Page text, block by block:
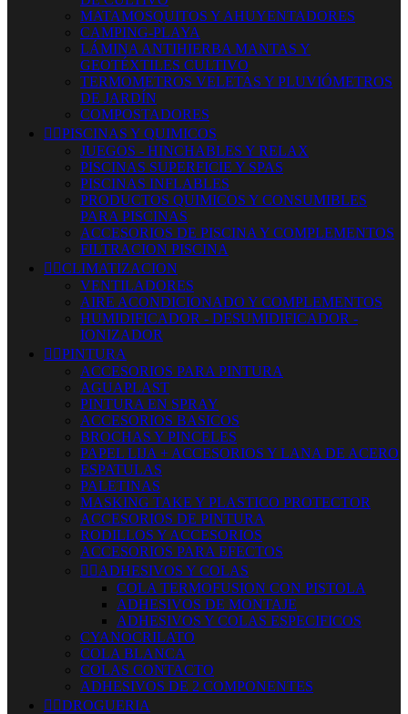
MATAMOSQUITOS Y AHUYENTADORES
CAMPING-PLAYA
LÁMINA ANTIHIERBA MANTAS Y
GEOTÉXTILES CULTIVO
TERMOMETROS VELETAS Y PLUVIÓMETROS
DE JARDÍN
COMPOSTADORES
 PISCINAS Y QUIMICOS
JUEGOS - HINCHABLES Y RELAX
PISCINAS SUPERFICIE Y SPAS
PISCINAS INFLABLES
PRODUCTOS QUIMICOS Y CONSUMIBLES
PARA PISCINAS
ACCESORIOS DE PISCINA Y COMPLEMENTOS
FILTRACION PISCINA
 CLIMATIZACION
VENTILADORES
AIRE ACONDICIONADO Y COMPLEMENTOS
HUMIDIFICADOR - DESUMIDIFICADOR -
IONIZADOR
 PINTURA
ACCESORIOS PARA PINTURA
AGUAPLAST
PINTURA EN SPRAY
ACCESORIOS BASICOS
BROCHAS Y PINCELES
PAPEL LIJA + ACCESORIOS Y LANA DE ACERO
ESPATULAS
PALETINAS
MASKING TAKE Y PLASTICO PROTECTOR
ACCESORIOS DE PINTURA
RODILLOS Y ACCESORIOS
ACCESORIOS PARA EFECTOS
 ADHESIVOS Y COLAS
COLA TERMOFUSION CON PISTOLA
ADHESIVOS DE MONTAJE
ADHESIVOS Y COLAS ESPECIFICOS
CYANOCRILATO
COLA BLANCA
COLAS CONTACTO
ADHESIVOS DE 2 COMPONENTES
 DROGUERIA